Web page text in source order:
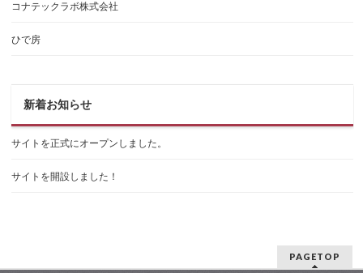
コナテックラボ株式会社
ひで房
新着お知らせ
サイトを正式にオープンしました。
サイトを開設しました！
PAGETOP